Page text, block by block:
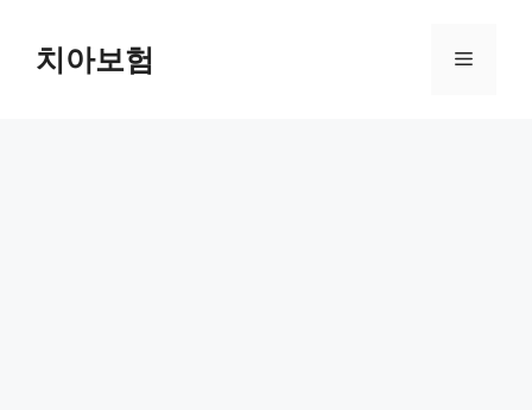
content치아보험 Menu